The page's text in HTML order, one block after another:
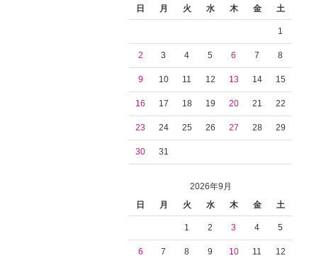
日
月 火 水 木 金 土
1
2 3 4 5 6 7 8
9 10 11 12 13 14 15
16 17 18 19 20 21 22
23 24 25 26 27 28 29
30 31
2026年9月
日
月 火 水 木 金 土
1 2 3 4 5
6 7 8 9 10 11 12